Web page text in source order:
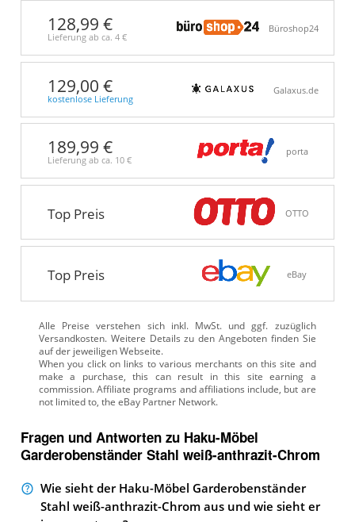
128,99 €
Lieferung ab ca. 4 €
Büroshop24
129,00 €
kostenlose Lieferung
Galaxus.de
189,99 €
Lieferung ab ca. 10 €
porta
Top Preis OTTO
Top Preis eBay
Alle Preise verstehen sich inkl. MwSt. und ggf. zuzüglich
Versandkosten. Weitere Details zu den Angeboten finden Sie
auf der jeweiligen Webseite.
Fragen und Antworten zu Haku-Möbel
Garderobenständer Stahl weiß-anthrazit-Chrom
Wie sieht der Haku-Möbel Garderobenständer
Stahl weiß-anthrazit-Chrom aus und wie sieht er